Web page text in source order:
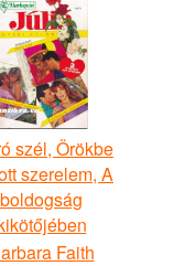
szél, Örökbe
szerelem, A
boldogság
Faith